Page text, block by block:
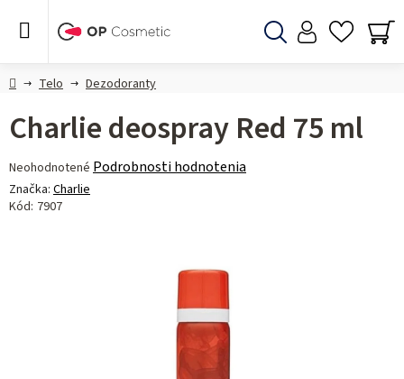
DomovTelo Dezodoranty
Charlie deospray Red 75 ml
Priemerné
hodnotenie
produktu
Neohodnotené Podrobnosti hodnotenia
Značka: Charlie
Kód: 7907